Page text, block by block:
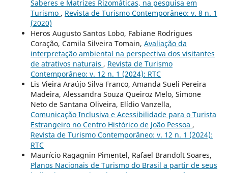
Saberes e Matrizes Rizomáticas, na pesquisa em
Turismo , Revista de Turismo Contemporâneo: v. 8 n. 1
(2020)
Heros Augusto Santos Lobo, Fabiane Rodrigues
Coração, Camila Silveira Tomain, Avaliação da
interpretação ambiental na perspectiva dos visitantes
de atrativos naturais , Revista de Turismo
Contemporâneo: v. 12 n. 1 (2024): RTC
Lis Vieira Araújo Silva Franco, Amanda Sueli Pereira
Madeira, Alessandra Souza Queiroz Melo, Simone
Neto de Santana Oliveira, Elídio Vanzella,
Comunicação Inclusiva e Acessibilidade para o Turista
Estrangeiro no Centro Histórico de João Pessoa ,
Revista de Turismo Contemporâneo: v. 12 n. 1 (2024):
RTC
Maurício Ragagnin Pimentel, Rafael Brandolt Soares,
Planos Nacionais de Turismo do Brasil a partir de seus